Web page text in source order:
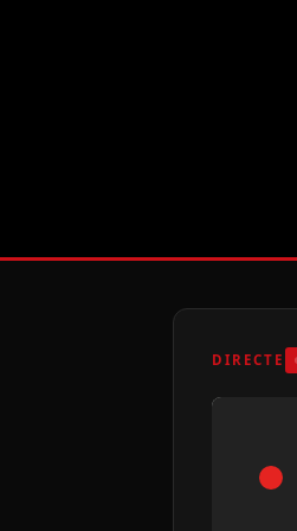
DIRECTE